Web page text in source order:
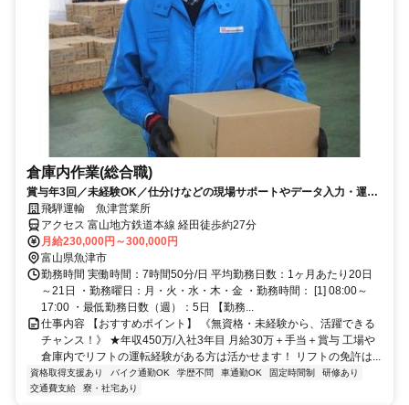
倉庫内作業(総合職)
賞与年3回／未経験OK／仕分けなどの現場サポートやデータ入力・運行
管理をお任せします
飛騨運輸 魚津営業所
アクセス 富山地方鉄道本線 経田徒歩約27分
月給230,000円～300,000円
富山県魚津市
勤務時間 実働時間：7時間50分/日 平均勤務日数：1ヶ月あたり20日
～21日 ・勤務曜日：月・火・水・木・金 ・勤務時間： [1] 08:00～
17:00 ・最低勤務日数（週）：5日 【勤務...
仕事内容 【おすすめポイント】 《無資格・未経験から、活躍できる
チャンス！》 ★年収450万/入社3年目 月給30万＋手当＋賞与 工場や
倉庫内でリフトの運転経験がある方は活かせます！ リフトの免許は...
資格取得支援あり バイク通勤OK 学歴不問 車通勤OK 固定時間制
研修あり
交通費支給
寮・社宅あり